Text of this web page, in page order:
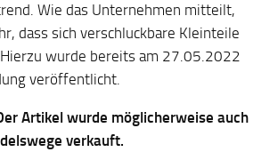
Wie das Unternehmen mitteilt,
dass sich verschluckbare Kleinteile
wurde bereits am 27.05.2022
veröffentlicht.
Artikel wurde möglicherweise auch
verkauft.